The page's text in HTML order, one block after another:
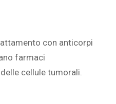
con anticorpi
farmaci
cellule tumorali.